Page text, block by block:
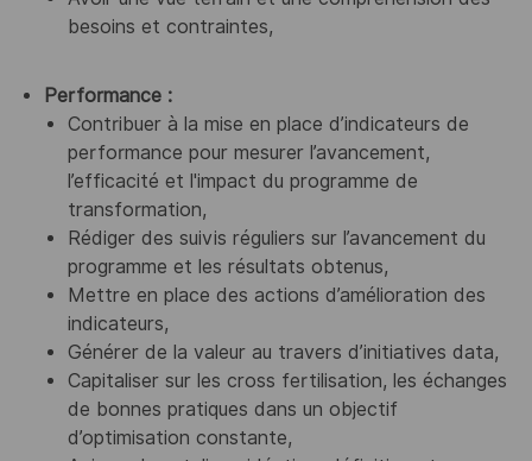
besoins et contraintes,
Performance :
Contribuer à la mise en place d’indicateurs de
performance pour mesurer l’avancement,
l’efficacité et l'impact du programme de
transformation,
Rédiger des suivis réguliers sur l’avancement du
programme et les résultats obtenus,
Mettre en place des actions d’amélioration des
indicateurs,
Générer de la valeur au travers d’initiatives data,
Capitaliser sur les cross fertilisation, les échanges
de bonnes pratiques dans un objectif
d’optimisation constante,